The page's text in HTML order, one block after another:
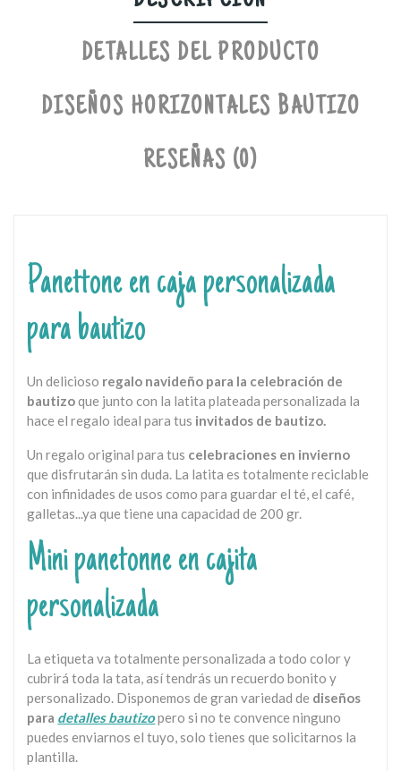
DETALLES DEL PRODUCTO
DISEÑOS HORIZONTALES BAUTIZO
RESEÑAS (0)
Panettone en caja personalizada
para bautizo
Un delicioso regalo navideño para la celebración de
bautizoque junto con la latita plateada personalizada la
hace el regalo ideal para tus invitados de bautizo.
Un regalo original para tus celebraciones en invierno
que disfrutarán sin duda. La latita es totalmente reciclable
con infinidades de usos como para guardar el té, el café,
galletas...ya que tiene una capacidad de 200 gr.
Mini panetonne en cajita
personalizada
La etiqueta va totalmente personalizada a todo color y
cubrirá toda la tata, así tendrás un recuerdo bonito y
personalizado. Disponemos de gran variedad de diseños
para detalles bautizopero si no te convence ninguno
puedes enviarnos el tuyo, solo tienes que solicitarnos la
plantilla.